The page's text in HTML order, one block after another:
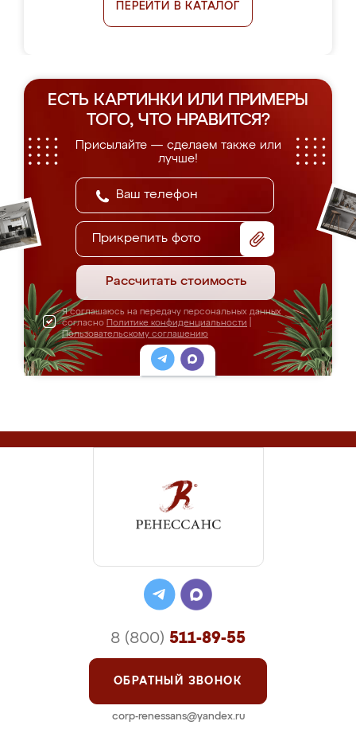
ПЕРЕЙТИ В КАТАЛОГ
ЕСТЬ КАРТИНКИ ИЛИ ПРИМЕРЫ
ТОГО, ЧТО НРАВИТСЯ?
Присылайте — сделаем также или
лучше!
Прикрепить фото
Рассчитать стоимость
Я соглашаюсь на передачу персональных данных
согласно Политике конфиденциальности
Пользовательскому соглашению
8 (800) 511-89-55
ОБРАТНЫЙ ЗВОНОК
corp-renessans@yandex.ru